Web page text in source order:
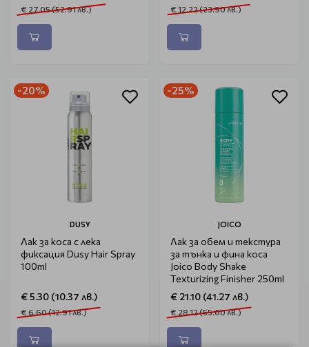
€ 27.05 (52.91 лв.) € 12.22 (23.90 лв.)
-20%
DUSY
Лак за коса с лека
фиксация Dusy Hair Spray
100ml
€ 5.30 (10.37 лв.)
€ 6.60 (12.91 лв.)
-25%
JOICO
Лак за обем и текстура
за тънка и фина коса
Joico Body Shake
Texturizing Finisher 250ml
€ 21.10 (41.27 лв.)
€ 28.12 (55.00 лв.)